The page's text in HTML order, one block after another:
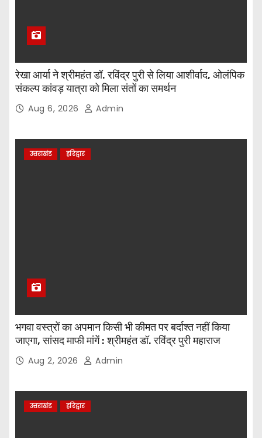
रेखा आर्या ने श्रीमहंत डॉ. रविंद्र पुरी से लिया आशीर्वाद, ओलंपिक
संकल्प कांवड़ यात्रा को मिला संतों का समर्थन
Aug 6, 2026 Admin
उत्तराखंड हरिद्वार
भगवा वस्त्रों का अपमान किसी भी कीमत पर बर्दाश्त नहीं किया
जाएगा, सांसद माफी मांगें : श्रीमहंत डॉ. रविंद्र पुरी महाराज
Aug 2, 2026 Admin
उत्तराखंड हरिद्वार